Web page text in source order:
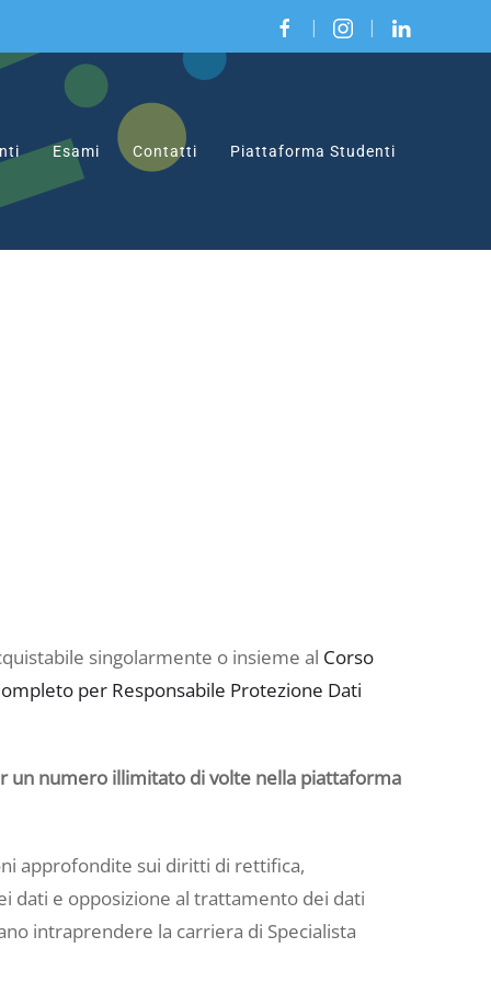
| |
Esami Contatti Piattaforma Studenti
singolarmente o insieme al Corso
per Responsabile Protezione Dati
un numero illimitato di volte nella piattaforma
approfondite sui diritti di rettifica,
dati e opposizione al trattamento dei dati
intraprendere la carriera di Specialista